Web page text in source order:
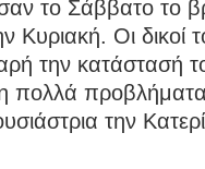
το Σάββατο το
Κυριακή. Οι δικοί
την κατάστασή
πολλά
την